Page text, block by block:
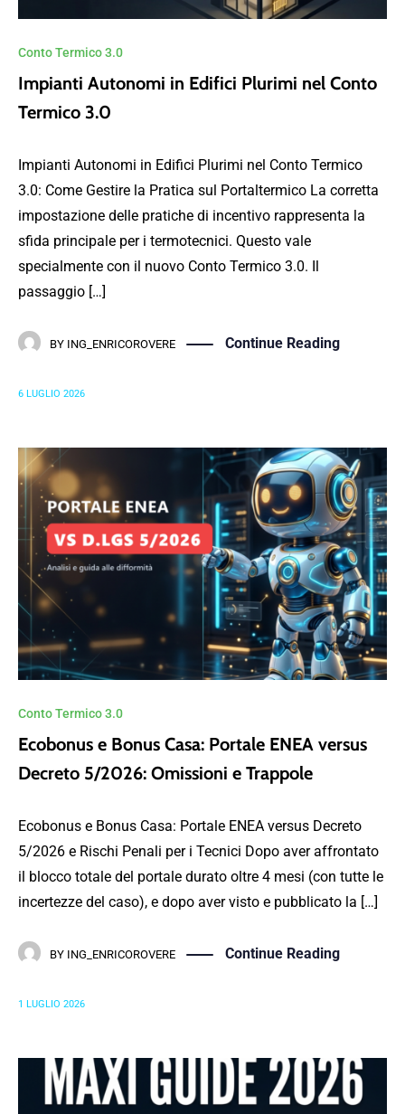
Conto Termico 3.0
Impianti Autonomi in Edifici Plurimi nel Conto
Termico 3.0
Impianti Autonomi in Edifici Plurimi nel Conto Termico
3.0: Come Gestire la Pratica sul Portaltermico La corretta
impostazione delle pratiche di incentivo rappresenta la
sfida principale per i termotecnici. Questo vale
specialmente con il nuovo Conto Termico 3.0. Il
passaggio […]
BY ING_ENRICOROVERE Continue Reading
6 LUGLIO 2026
Conto Termico 3.0
Ecobonus e Bonus Casa: Portale ENEA versus
Decreto 5/2026: Omissioni e Trappole
Ecobonus e Bonus Casa: Portale ENEA versus Decreto
5/2026 e Rischi Penali per i Tecnici Dopo aver affrontato
il blocco totale del portale durato oltre 4 mesi (con tutte le
incertezze del caso), e dopo aver visto e pubblicato la […]
BY ING_ENRICOROVERE Continue Reading
1 LUGLIO 2026